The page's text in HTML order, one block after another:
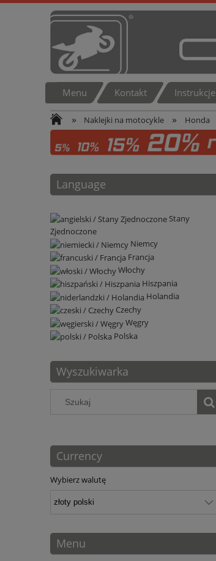
Menu Kontakt Instrukcje
» Naklejki na motocykle » Honda
Language
Stany
Zjednoczone
Niemcy
Francja
Włochy
Hiszpania
Holandia
Czechy
Węgry
Polska
Wyszukiwarka
Currency
Wybierz walutę
Menu